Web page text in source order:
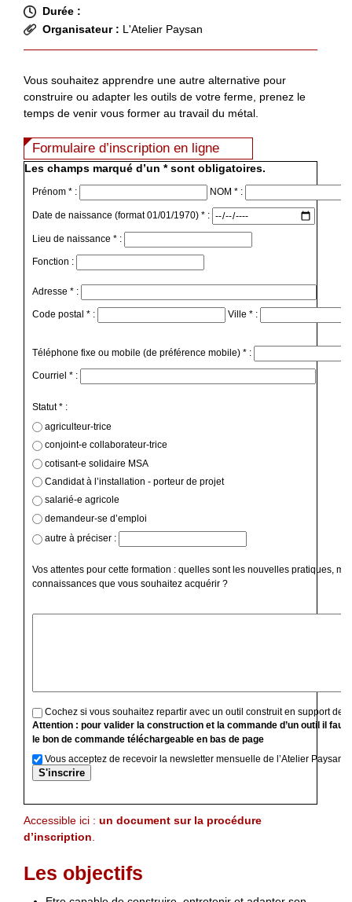
Durée :
Organisateur : L'Atelier Paysan
Vous souhaitez apprendre une autre alternative pour
construire ou adapter les outils de votre ferme, prenez le
temps de venir vous former au travail du métal.
Formulaire d’inscription en ligne
Les champs marqué d’un * sont obligatoires.
Prénom * : NOM * :
Date de naissance (format 01/01/1970) * :
Lieu de naissance * :
Fonction :
Adresse * :
Code postal * : Ville * :
Téléphone fixe ou mobile (de préférence mobile) * :
Courriel * :
Statut * :
agriculteur-trice
conjoint-e collaborateur-trice
cotisant-e solidaire MSA
Candidat à l’installation - porteur de projet
salarié-e agricole
demandeur-se d’emploi
autre à préciser :
Vos attentes pour cette formation : quelles sont les nouvelles pratiques,
connaissances que vous souhaitez acquérir ?
Cochez si vous souhaitez repartir avec un outil construit en support de
Attention : pour valider la construction et la commande d’un outil il faut
le bon de commande téléchargeable en bas de page
Vous acceptez de recevoir la newsletter mensuelle de l’Atelier Paysan
Accessible ici : un document sur la procédure
d’inscription.
Les objectifs